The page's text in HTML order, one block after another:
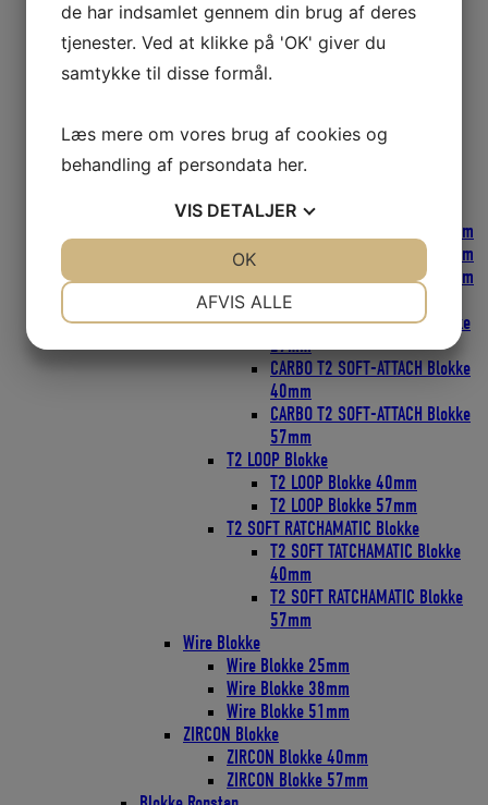
Harken Svingarme
Micro Blokke
Micro blokke 16mm
POWER3 Ratchets Skraldeblokke
PROTEXIT Faldudtag
FLY Blokke SOFT-ATTACH
FLY Blokke SOFT-ATTACH 18mm
FLY Blokke SOFT-ATTACH 29mm
FLY Blokke SOFT-ATTACH 40mm
CARBO T2 SOFT-ATTACH Blokke
CARBO T2 SOFT-ATTACH Blokke
29mm
CARBO T2 SOFT-ATTACH Blokke
40mm
CARBO T2 SOFT-ATTACH Blokke
57mm
T2 LOOP Blokke
T2 LOOP Blokke 40mm
T2 LOOP Blokke 57mm
T2 SOFT RATCHAMATIC Blokke
T2 SOFT TATCHAMATIC Blokke
40mm
T2 SOFT RATCHAMATIC Blokke
57mm
Wire Blokke
Wire Blokke 25mm
Wire Blokke 38mm
Wire Blokke 51mm
ZIRCON Blokke
ZIRCON Blokke 40mm
ZIRCON Blokke 57mm
de har indsamlet gennem din brug af deres
tjenester. Ved at klikke på 'OK' giver du
samtykke til disse formål.
Læs mere om vores brug af cookies og
behandling af persondata her.
VIS DETALJER
STATISTIK
AFVIS ALLE
OK